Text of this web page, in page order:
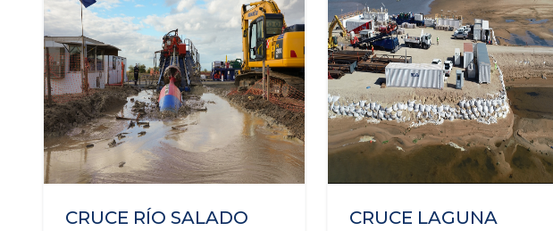
CRUCE RÍO SALADO
CRUCE LAGUNA